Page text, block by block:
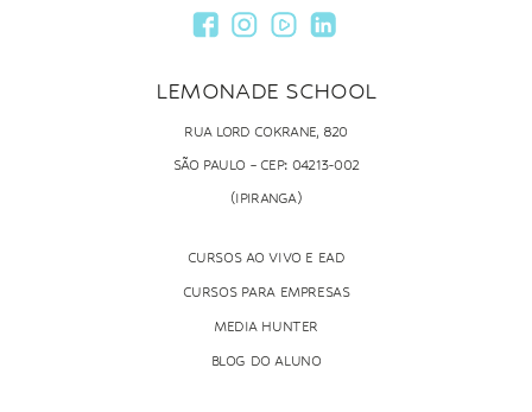
LEMONADE SCHOOL
RUA LORD COKRANE, 820
SÃO PAULO – CEP: 04213-002
(IPIRANGA)
CURSOS AO VIVO E EAD
CURSOS PARA EMPRESAS
MEDIA HUNTER
BLOG DO ALUNO